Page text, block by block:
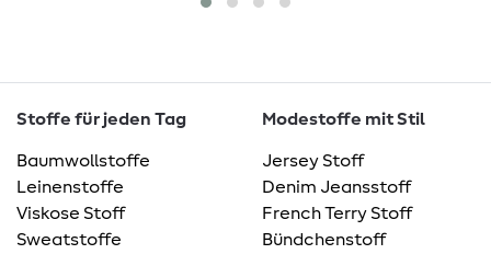
Stoffe für jeden Tag
Baumwollstoffe
Leinenstoffe
Viskose Stoff
Sweatstoffe
Modestoffe mit Stil
Jersey Stoff
Denim Jeansstoff
French Terry Stoff
Bündchenstoff